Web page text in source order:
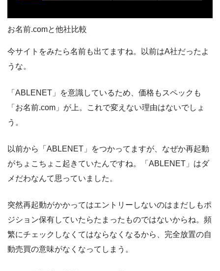
お名前.comと他社比較
今サイトをみたら名前も出てますね。以前はA社だったよ
うな。
「ABLENET」を意識しているため、価格もスペックも
「お名前.com」が上。これで変えない理由はないでしょ
う。
以前から「ABLENET」をつかってますが、なぜか再起動
がちょこちょこ起きていたんですね。「ABLENET」はダ
メだわなんて思っていました。
突然再起動がかかってはエントリーしないのはまだしもポ
ジション保有していたらたまったものではないからね。頻
繁にチェックしなくてはならなくなるから、完全放置の自
動売買の意味がなくなってしまう。